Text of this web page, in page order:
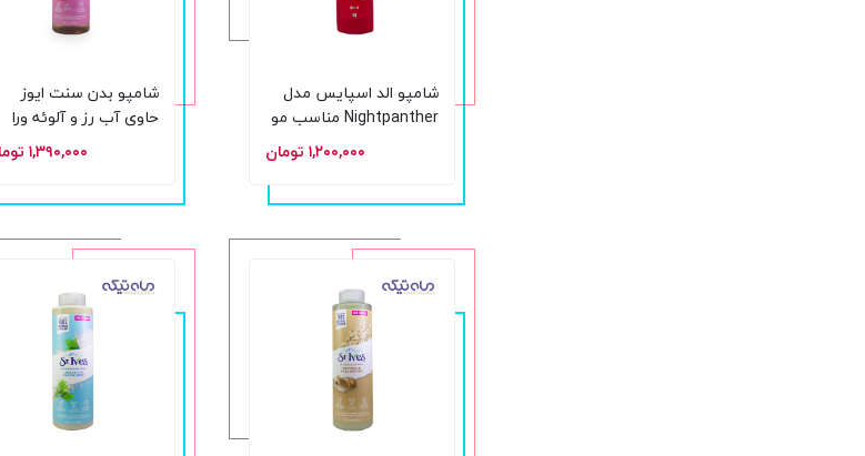
شامپو الد اسپایس مدل
Nightpanther مناسب مو
و صورت و بدن حجم 400 ۱,۲۰۰,۰۰۰ تومان
شامپو بدن سنت ایوز
حاوی آب رز و آلوئه ورا
۱,۳۹۰,۰۰۰ تومان